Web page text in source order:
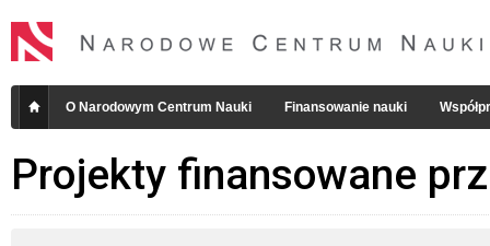
O Narodowym Centrum Nauki Finansowanie nauki
Projekty finansowane